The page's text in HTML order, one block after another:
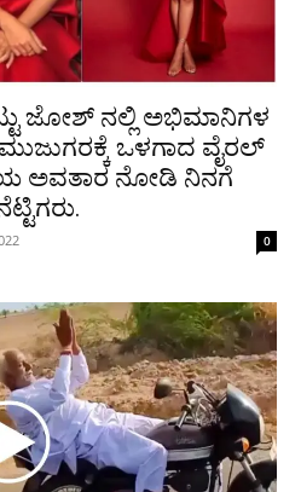
ಜೋಶ್ ನಲ್ಲಿ ಅಭಿಮಾನಿಗಳ
ಒಳಗಾದ ವೈರಲ್
ನೋಡಿ ನಿನಗೆ
0